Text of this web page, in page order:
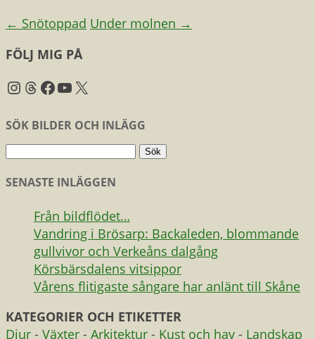
← Snötoppad Under molnen →
FÖLJ MIG PÅ
Instagram
Threads
Facebook
YouTube
X
SÖK BILDER OCH INLÄGG
Sök
SENASTE INLÄGGEN
Från bildflödet…
Vandring i Brösarp: Backaleden, blommande
gullvivor och Verkeåns dalgång
Körsbärsdalens vitsippor
Vårens flitigaste sångare har anlänt till Skåne
KATEGORIER OCH ETIKETTER
Djur - Växter - Arkitektur - Kust och hav - Landskap